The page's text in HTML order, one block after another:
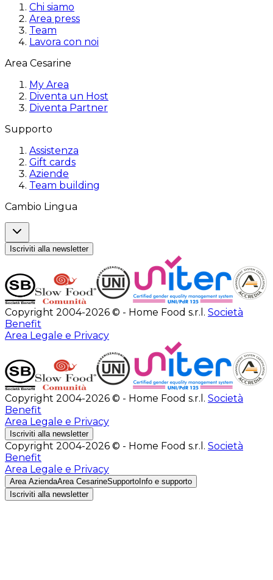
Chi siamo
Area press
Team
Lavora con noi
Area Cesarine
My Area
Diventa un Host
Diventa Partner
Supporto
Assistenza
Gift cards
Aziende
Team building
Cambio Lingua
Iscriviti alla newsletter
Copyright 2004-2026 © - Home Food s.r.l. Società
Benefit
Area Legale e Privacy
Copyright 2004-2026 © - Home Food s.r.l. Società
Benefit
Area Legale e Privacy
Iscriviti alla newsletter
Copyright 2004-2026 © - Home Food s.r.l. Società
Benefit
Area Legale e Privacy
Area AziendaArea CesarineSupporto Info e supporto
Iscriviti alla newsletter